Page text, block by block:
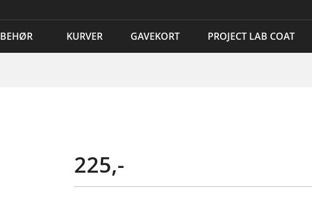
KURVER GAVEKORT PROJECT LAB COAT
225,-